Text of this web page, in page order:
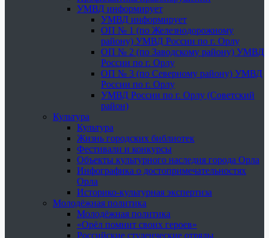
УМВД информирует
УМВД информирует
ОП № 1 (по Железнодорожному
району) УМВД России по г. Орлу
ОП № 2 (по Заводскому району) УМВД
России по г. Орлу
ОП № 3 (по Северному району) УМВД
России по г. Орлу
УМВД России по г. Орлу (Советский
район)
Культура
Культура
Жизнь городских библиотек
Фестивали и конкурсы
Объекты культурного наследия города Орла
Инфографика о достопримечательностях
Орла
Историко-культурная экспертиза
Молодёжная политика
Молодёжная политика
«Орёл помнит своих героев»
Российские студенческие отряды